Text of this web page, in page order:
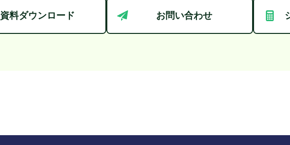
資料ダウンロード お問い合わせ